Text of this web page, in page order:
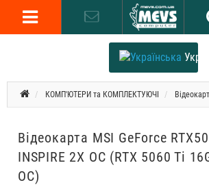
КОМП'ЮТЕРИ та КОМПЛЕКТУЮЧІ
Відеокарта MSI GeForce
INSPIRE 2X OC (RTX 5060 Ti
OC)